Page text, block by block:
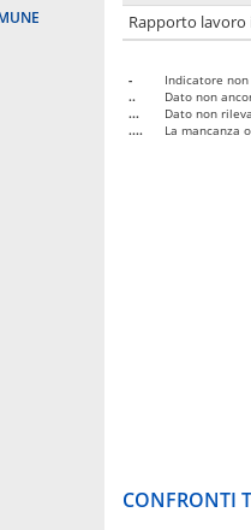
Rapporto
-
Indicatore
..
Dato non
...
Dato non
....
La mancanza
CONFRONTI